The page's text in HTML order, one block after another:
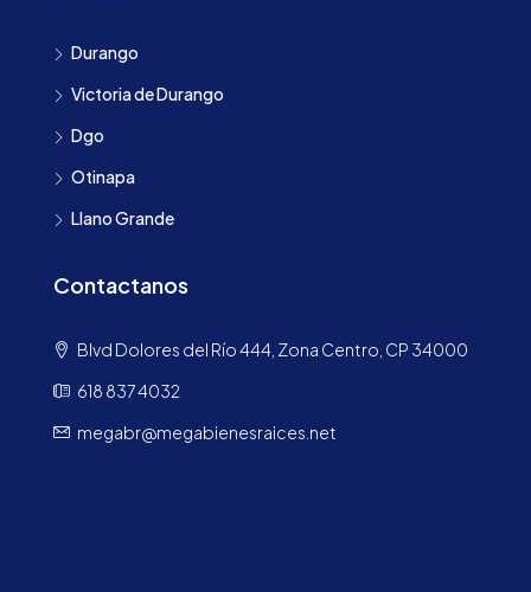
Durango
Victoria de Durango
Dgo
Otinapa
Llano Grande
Contactanos
Blvd Dolores del Río 444, Zona Centro, CP 34000
618 837 4032
megabr@megabienesraices.net